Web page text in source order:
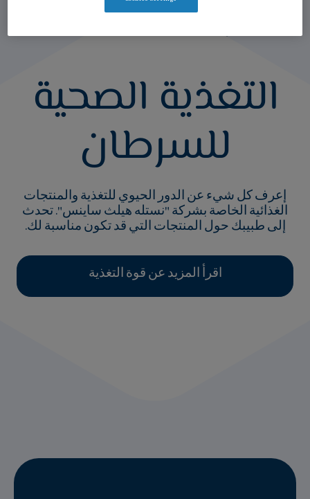
التغذية الصحية
للسرطان
إعرف كل شيء عن الدور الحيوي للتغذية والمنتجات
الغذائية الخاصة بشركة "نستله هيلث ساينس". تحدث
إلى طبيبك حول المنتجات التي قد تكون مناسبة لك.
اقرأ المزيد عن قوة التغذية